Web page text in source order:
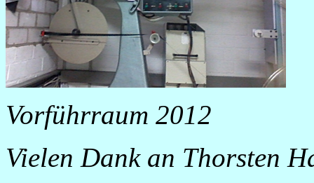
Vorführraum 2012
Vielen Dank an Thorsten